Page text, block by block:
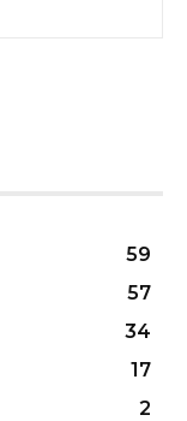
59
57
34
17
2